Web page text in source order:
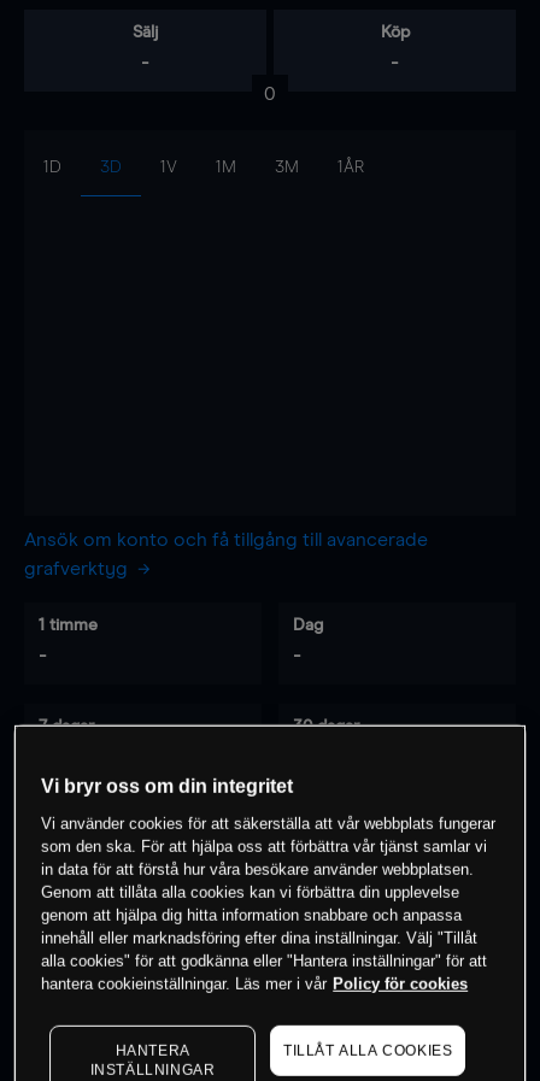
Sälj
-
Köp
-
0
1D 3D 1V 1M 3M 1ÅR
Ansök om konto och få tillgång till avancerade
grafverktyg
1 timme
-
Dag
-
7 dagar 30 dagar
0% av kunderna har en position i detta
instrument
Börja handla
Vi bryr oss om din integritet
Vi använder cookies för att säkerställa att vår webbplats fungerar
som den ska. För att hjälpa oss att förbättra vår tjänst samlar vi
in data för att förstå hur våra besökare använder webbplatsen.
Genom att tillåta alla cookies kan vi förbättra din upplevelse
genom att hjälpa dig hitta information snabbare och anpassa
innehåll eller marknadsföring efter dina inställningar. Välj "Tillåt
alla cookies" för att godkänna eller "Hantera inställningar" för att
hantera cookieinställningar. Läs mer i vår Policy för cookies
HANTERA
INSTÄLLNINGAR
TILLÅT ALLA COOKIES